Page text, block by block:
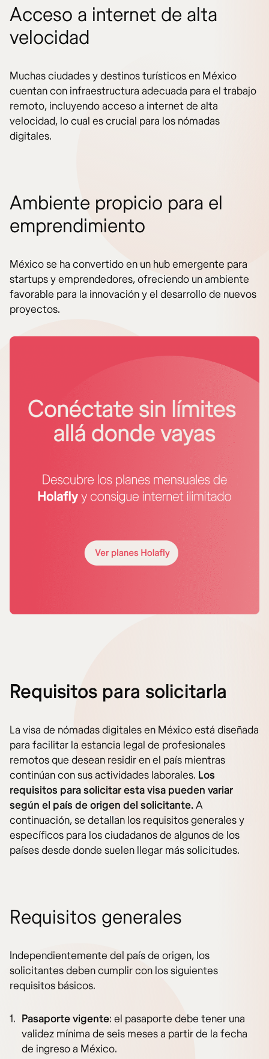
Acceso a internet de alta
velocidad
Muchas ciudades y destinos turísticos en México
cuentan con infraestructura adecuada para el trabajo
remoto, incluyendo acceso a internet de alta
velocidad, lo cual es crucial para los nómadas
digitales.
Ambiente propicio para el
emprendimiento
México se ha convertido en un hub emergente para
startups y emprendedores, ofreciendo un ambiente
favorable para la innovación y el desarrollo de nuevos
proyectos.
Requisitos para solicitarla
La visa de nómadas digitales en México está diseñada
para facilitar la estancia legal de profesionales
remotos que desean residir en el país mientras
continúan con sus actividades laborales. Los
requisitos para solicitar esta visa pueden variar
según el país de origen del solicitante.A
continuación, se detallan los requisitos generales y
específicos para los ciudadanos de algunos de los
países desde donde suelen llegar más solicitudes.
Requisitos generales
Independientemente del país de origen, los
solicitantes deben cumplir con los siguientes
requisitos básicos.
Pasaporte vigente: el pasaporte debe tener una
validez mínima de seis meses a partir de la fecha
de ingreso a México.